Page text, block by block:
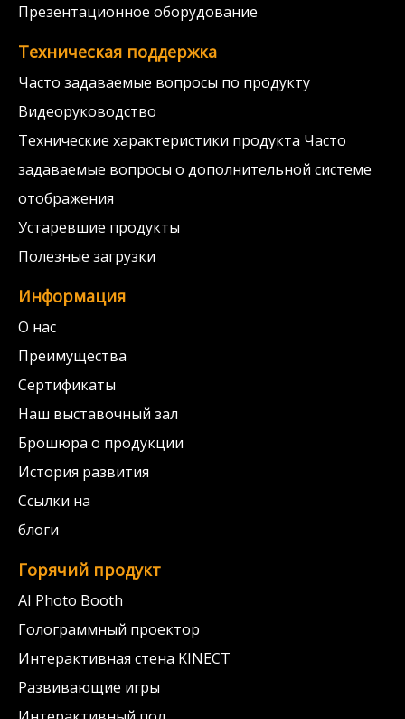
Презентационное оборудование
Техническая поддержка
Часто задаваемые вопросы по продукту
Видеоруководство
Технические характеристики продукта Часто
задаваемые вопросы о дополнительной системе
отображения
Устаревшие продукты
Полезные загрузки
Информация
О нас
Преимущества
Сертификаты
Наш выставочный зал
Брошюра о продукции
История развития
Ссылки на
блоги
Горячий продукт
AI Photo Booth
Голограммный проектор
Интерактивная стена KINECT
Развивающие игры